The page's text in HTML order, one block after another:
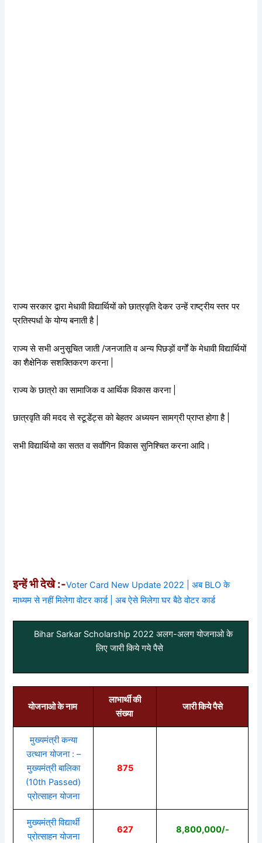
राज्य सरकार द्वारा मेधावी विद्यार्थियों को छात्रवृति देकर उन्हें राष्ट्रीय स्तर पर
प्रतिस्पर्धा के योग्य बनाती है |
राज्य से सभी अनुसूचित जाती /जनजाति व अन्य पिछड़ों वर्गों के मेधावी विद्यार्थियों
का शैक्षेनिक सशक्तिकरण करना |
राज्य के छात्रो का सामाजिक व आर्थिक विकास करना |
छात्रवृति की मदद से स्टूडेंट्स को बेहतर अध्ययन सामग्री प्राप्त होगा है |
सभी विद्यार्थियो का सतत व सर्वांगिन विकास सुनिश्चित करना आदि।
इन्हें भी देखे :-Voter Card New Update 2022 | अब BLO के
माध्यम से नहीं मिलेगा वोटर कार्ड | अब ऐसे मिलेगा घर बैठे वोटर कार्ड
Bihar Sarkar Scholarship 2022 अलग-अलग योजनाओ के
लिए जारी किये गये पैसे
योजनाओ के नाम
लाभार्थी की
संख्या
जारी किये पैसे
मुख्यमंत्री कन्या
उत्थान योजना : –
मुख्यमंत्री बालिका
(10th Passed)
प्रोत्साहन योजना
875
मुख्यमंत्री विद्यार्थी
प्रोत्साहन योजना
627 8,800,000/-